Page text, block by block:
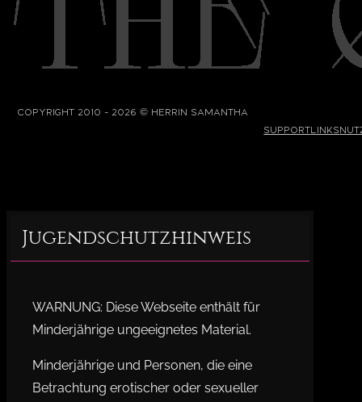
Copyright 2010 - 2026 ©Herrin Samantha
SupportLinks
Jugendschutzhinweis
WARNUNG: Diese Webseite enthält für
Minderjährige ungeeignetes Material.
Minderjährige und Personen, die eine
Betrachtung erotischer oder sexueller